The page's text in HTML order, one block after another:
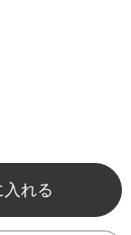
入れる